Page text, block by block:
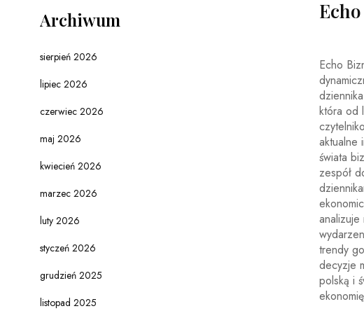
Archiwum
sierpień 2026
lipiec 2026
czerwiec 2026
maj 2026
kwiecień 2026
marzec 2026
luty 2026
styczeń 2026
grudzień 2025
listopad 2025
Echo
która od
aktualne
świata
zespół
analizuje
trendy
decyzje
polską i